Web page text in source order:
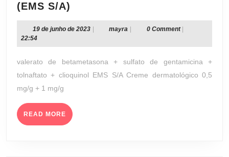
(EMS S/A)
DE
BETAMETASONA
DE
GENTAMICINA
+
19 de junho de 202319
junho
2023
mayra mayra 0 Comment
22:54
valerato de betametasona + sulfato de gentamicina +
tolnaftato + clioquinol EMS S/A Creme dermatológico 0,5
mg/g + 1 mg/g
READ MORE READ
MORE